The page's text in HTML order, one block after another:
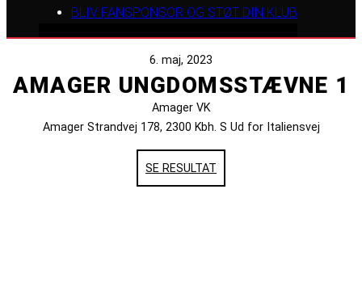
BLIV FANSPONSOR OG STØT DIN KLUB
6. maj, 2023
AMAGER UNGDOMSSTÆVNE 1
Amager VK
Amager Strandvej 178, 2300 Kbh. S Ud for Italiensvej
SE RESULTAT